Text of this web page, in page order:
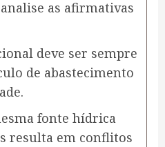
as afirmativas
deve ser sempre
de abastecimento
fonte hídrica
resulta em conflitos